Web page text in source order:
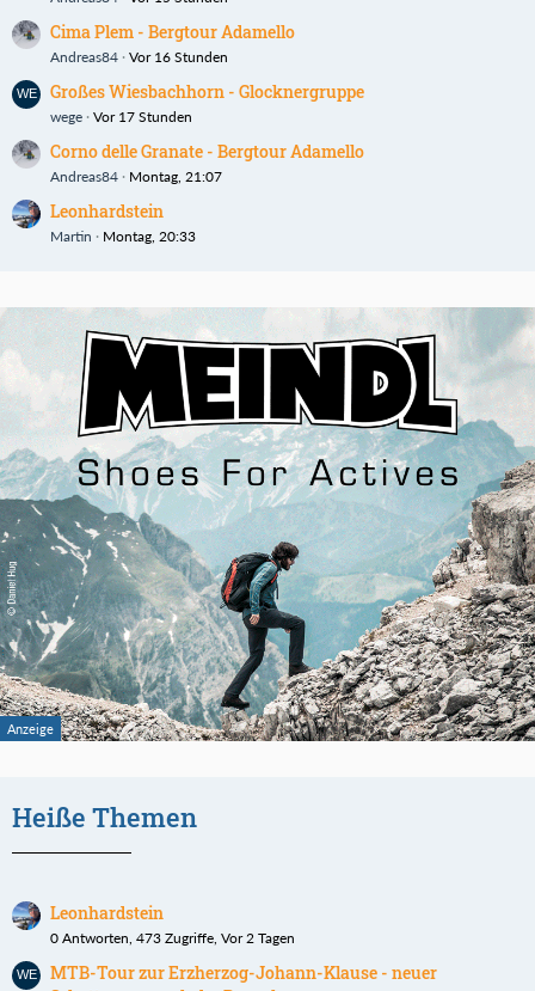
Cima Plem - Bergtour Adamello
Andreas84 Vor 16 Stunden
Großes Wiesbachhorn - Glocknergruppe
wege Vor 17 Stunden
Corno delle Granate - Bergtour Adamello
Andreas84 Montag, 21:07
Leonhardstein
Martin Montag, 20:33
Heiße Themen
Leonhardstein
0 Antworten, 473 Zugriffe, Vor 2 Tagen
MTB-Tour zur Erzherzog-Johann-Klause - neuer